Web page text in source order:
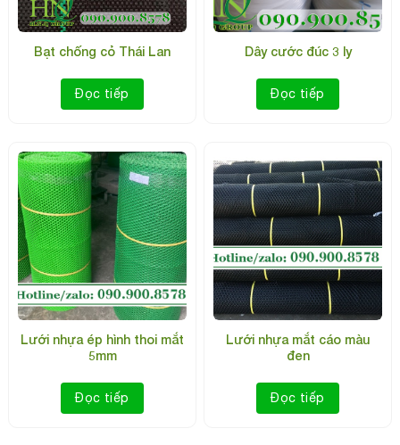
Bạt chống cỏ Thái Lan
Đọc tiếp
Dây cước đúc 3 ly
Đọc tiếp
Lưới nhựa ép hình thoi mắt
5mm
Đọc tiếp
Lưới nhựa mắt cáo màu
đen
Đọc tiếp